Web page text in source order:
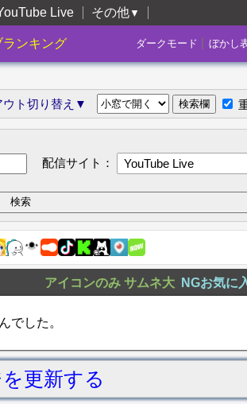
Live その他▼
ンキング ぼかし
ダークモード
ウト切り替え▼
配信サイト：
YouTube Live
アイコンのみ サムネ大
NGお気に
でした。
更新する